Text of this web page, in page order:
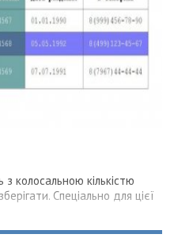
колосальною кількістю
Спеціально для цієї